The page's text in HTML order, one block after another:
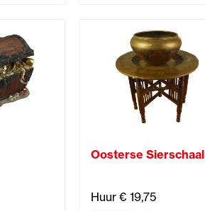
Oosterse Sierschaal
Huur € 19,75